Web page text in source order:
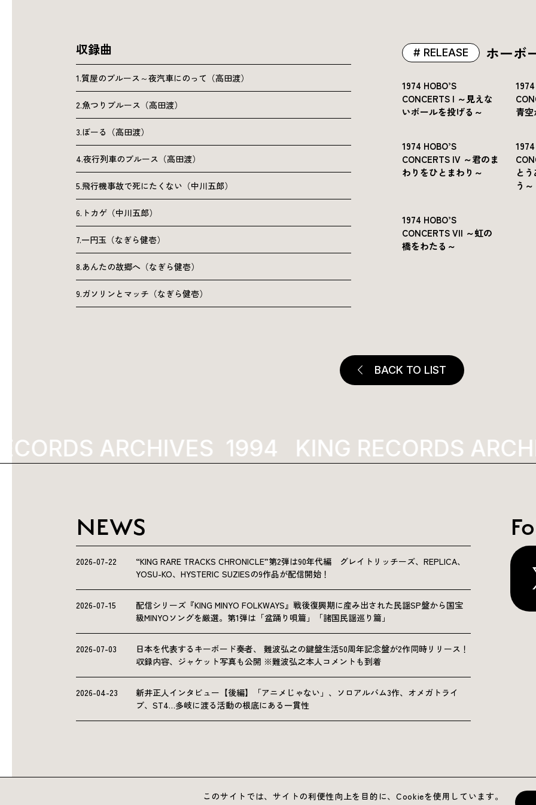
収録曲
1.質屋のブルース～夜汽車にのって（高田渡）
2.魚つりブルース（高田渡）
3.ぼーる（高田渡）
4.夜行列車のブルース（高田渡）
5.飛行機事故で死にたくない（中川五郎）
6.トカゲ（中川五郎）
7.一円玉（なぎら健壱）
8.あんたの故郷へ（なぎら健壱）
9.ガソリンとマッチ（なぎら健壱）
ホーボ
RELEASE
1974 HOBO’S
CONCERTS I ～見えな
いボールを投げる～
青空
1974 HOBO’S
CONCERTS IV ～君のま
わりをひとまわり～
と
う～
1974 HOBO’S
CONCERTS VII ～虹の
橋をわたる～
BACK TO LIST
ARCHIVES 1994 KING RECORDS
NEWS
2026-07-22
“KING RARE TRACKS CHRONICLE”第2弾は90年代編 グレイトリッチーズ、REPLICA、
YOSU-KO、HYSTERIC SUZIESの9作品が配信開始！
2026-07-15
配信シリーズ『KING MINYO FOLKWAYS』戦後復興期に産み出された民謡SP盤から国宝
級MINYOソングを厳選。第1弾は「盆踊り唄篇」「諸国民謡巡り篇」
2026-07-03
日本を代表するキーボード奏者、 難波弘之の鍵盤生活50周年記念盤が2作同時リリース！
収録内容、ジャケット写真も公開 ※難波弘之本人コメントも到着
2026-04-23
新井正人インタビュー【後編】「アニメじゃない」、ソロアルバム3作、オメガトライ
ブ、ST4…多岐に渡る活動の根底にある一貫性
このサイトでは、サイトの利便性向上を目的に、Cookieを使用しています。